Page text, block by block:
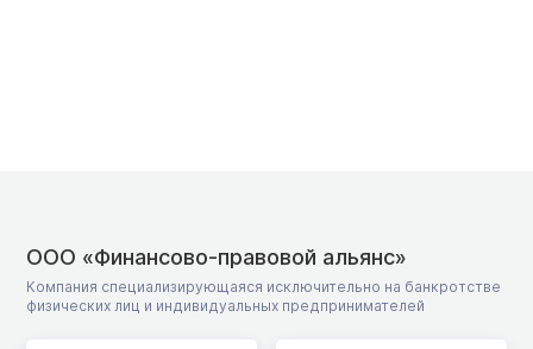
ООО «Финансово-правовой альянс»
Компания специализирующаяся исключительно на банкротстве
физических лиц и индивидуальных предпринимателей